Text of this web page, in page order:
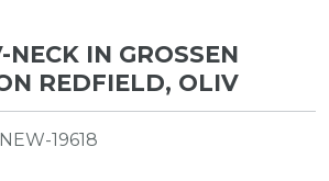
IN GROSSEN G
REDFIELD, OLIV
NEW-19618